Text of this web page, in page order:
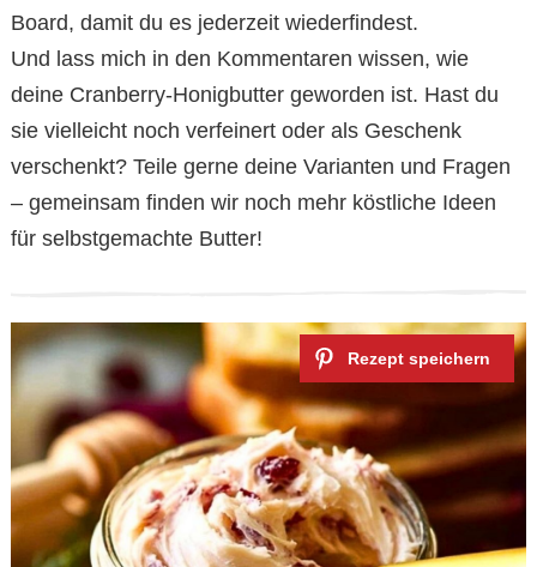
Board, damit du es jederzeit wiederfindest.
Und lass mich in den Kommentaren wissen, wie
deine Cranberry-Honigbutter geworden ist. Hast du
sie vielleicht noch verfeinert oder als Geschenk
verschenkt? Teile gerne deine Varianten und Fragen
– gemeinsam finden wir noch mehr köstliche Ideen
für selbstgemachte Butter!